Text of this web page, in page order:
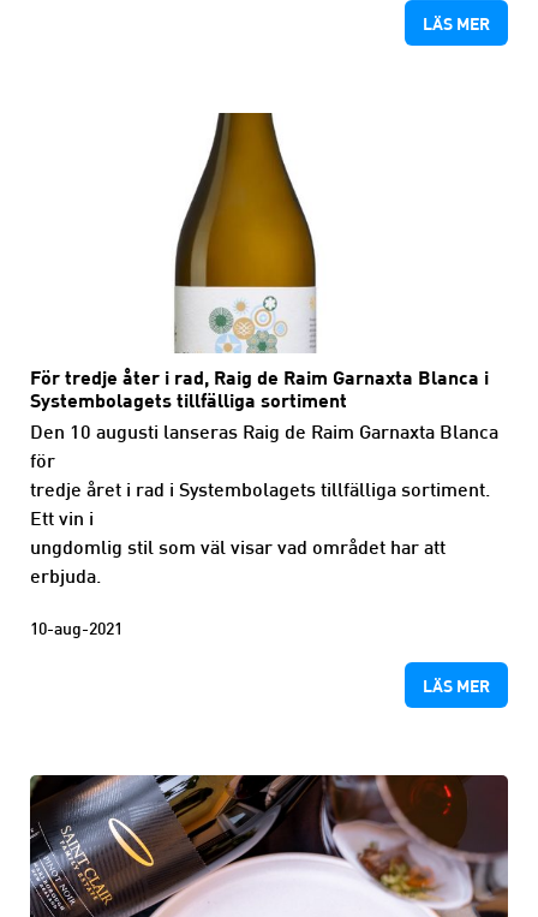
LÄS MER
För tredje åter i rad, Raig de Raim Garnaxta Blanca i
Systembolagets tillfälliga sortiment
Den 10 augusti lanseras Raig de Raim Garnaxta Blanca
för
tredje året i rad i Systembolagets tillfälliga sortiment.
Ett vin i
ungdomlig stil som väl visar vad området har att
erbjuda.
10-aug-2021
LÄS MER